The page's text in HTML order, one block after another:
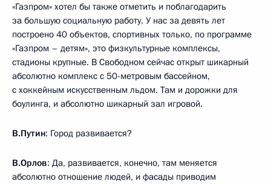
«Газпром» хотел бы также отметить и поблагодарить
за большую социальную работу. У нас за девять лет
построено 40 объектов, спортивных только, по программе
«Газпром – детям», это физкультурные комплексы,
стадионы крупные. В Свободном сейчас открыт шикарный
абсолютно комплекс с 50-метровым бассейном,
с хоккейным искусственным льдом. Там и дорожки для
боулинга, и абсолютно шикарный зал игровой.
В.Путин: Город развивается?
В.Орлов: Да, развивается, конечно, там меняется
абсолютно отношение людей, и фасады приводим